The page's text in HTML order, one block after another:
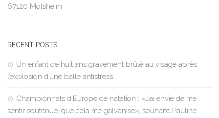
67120 Molsheim
RECENT POSTS
Un enfant de huit ans gravement brûlé au visage après
l’explosion d’une balle antistress
Championnats d’Europe de natation : «J’ai envie de me
sentir soutenue, que cela me galvanise», souhaite Pauline